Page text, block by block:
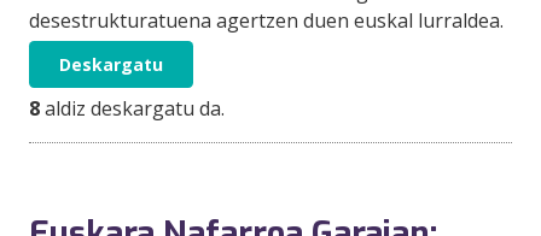
desestrukturatuena agertzen duen euskal lurraldea.
Deskargatu
8aldiz deskargatu da.